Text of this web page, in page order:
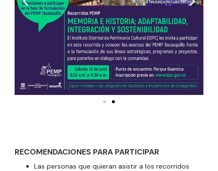
RECOMENDACIONES PARA PARTICIPAR
Las personas que quieran asistir a los recorridos